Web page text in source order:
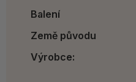
Balení
Země původu
Výrobce: